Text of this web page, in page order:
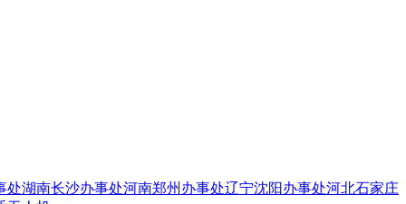
处湖南长沙办事处河南郑州办事处辽宁沈阳办事处河北石家庄